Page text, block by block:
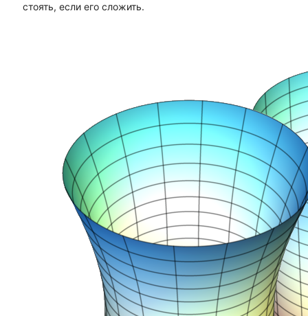
стоять, если его сложить.